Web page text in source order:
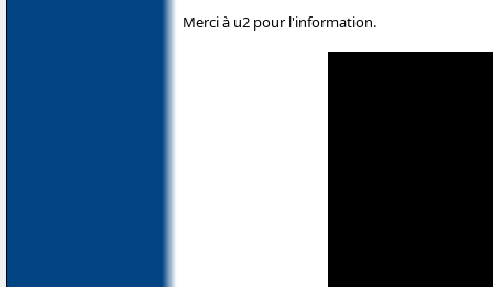
Merci à u2 pour l'information.